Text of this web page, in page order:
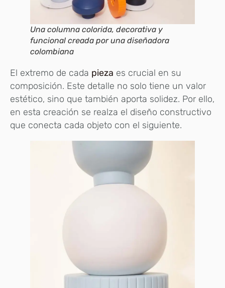
Una columna colorida, decorativa y
funcional creada por una diseñadora
colombiana
El extremo de cada pieza es crucial en su
composición. Este detalle no solo tiene un valor
estético, sino que también aporta solidez. Por ello,
en esta creación se realza el diseño constructivo
que conecta cada objeto con el siguiente.